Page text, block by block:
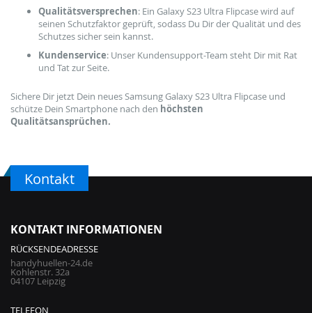
Qualitätsversprechen: Ein Galaxy S23 Ultra Flipcase wird auf
seinen Schutzfaktor geprüft, sodass Du Dir der Qualität und des
Schutzes sicher sein kannst.
Kundenservice: Unser Kundensupport-Team steht Dir mit Rat
und Tat zur Seite.
Sichere Dir jetzt Dein neues Samsung Galaxy S23 Ultra Flipcase und
schütze Dein Smartphone nach den höchsten
Qualitätsansprüchen.
Kontakt
KONTAKT INFORMATIONEN
RÜCKSENDEADRESSE
handyhuellen-24.de
Kohlenstr. 32a
04107 Leipzig
TELEFON